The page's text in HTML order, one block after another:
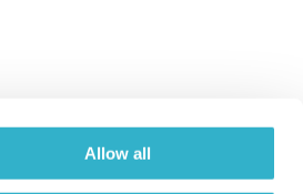
Allow all